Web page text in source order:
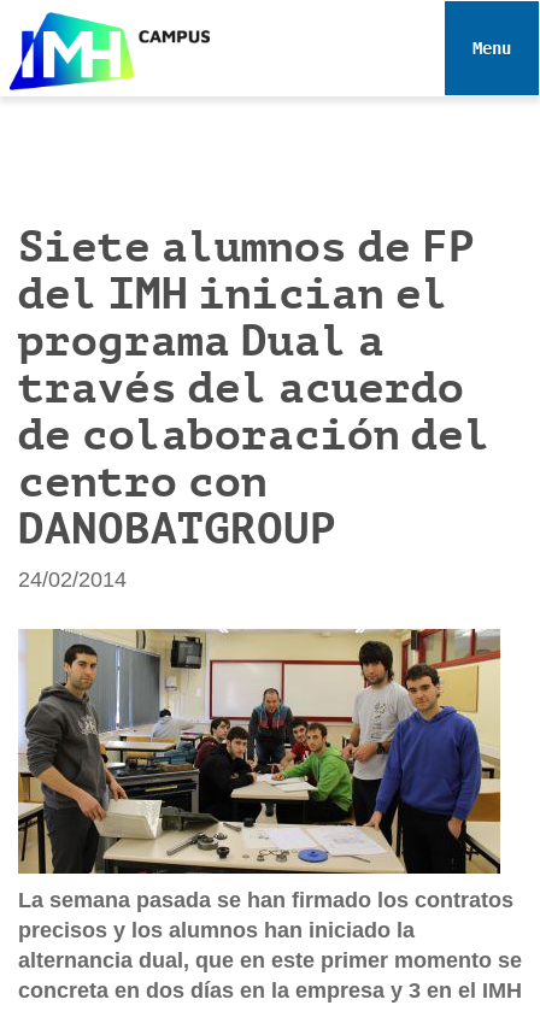
e
Toggle
Siete alumnos de FP
del IMH inician el
programa Dual a
través del acuerdo
de colaboración del
centro con
DANOBATGROUP
24/02/2014
La semana pasada se han firmado los contratos
precisos y los alumnos han iniciado la
alternancia dual, que en este primer momento se
concreta en dos días en la empresa y 3 en el IMH